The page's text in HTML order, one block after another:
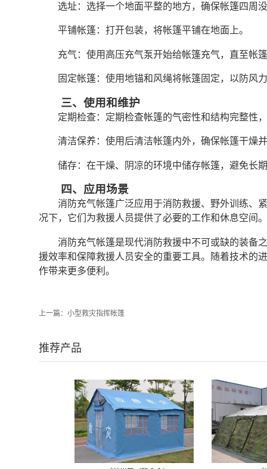
选址：选择一个地面平整的地方，确保帐篷四周
平铺帐篷：打开包装，将帐篷平铺在地面上。
充气：使用高压充气泵开始给帐篷充气，直至帐
固定帐篷：使用地锚和风绳将帐篷固定，以防风
三、使用和维护
定期检查：定期检查帐篷的气密性和结构完整性
清洁保养：使用后清洁帐篷内外，确保帐篷干燥
储存：在干燥、阴凉的环境中储存帐篷，避免长
四、应用场景
消防充气帐篷广泛应用于消防救援、野外训练、
况下，它们为救援人员提供了必要的工作和休息空间。
消防充气帐篷是现代消防救援中不可或缺的装备
援效率和保障救援人员安全的重要工具。随着技术的
作带来更多便利。
上一篇： 小型救灾指挥帐篷
推荐产品